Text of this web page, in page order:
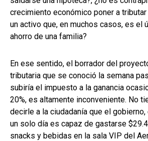
crecimiento económico poner a
un activo que, en muchos casos, es el
ahorro de una familia?
En ese sentido, el borrador del
tributaria que se conoció la semana
subiría el impuesto a la ganancia
20%, es altamente inconveniente. No
decirle a la ciudadanía que el
un solo día es capaz de gastarse
snacks y bebidas en la sala VIP del